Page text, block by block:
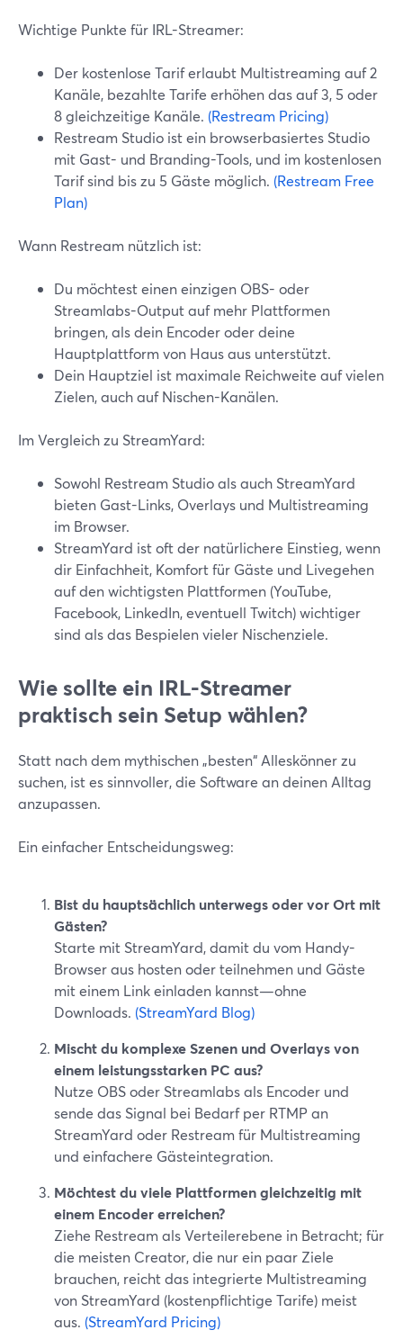
Wichtige Punkte für IRL-Streamer:
Der kostenlose Tarif erlaubt Multistreaming auf 2
Kanäle, bezahlte Tarife erhöhen das auf 3, 5 oder
8 gleichzeitige Kanäle. (Restream Pricing)
Restream Studio ist ein browserbasiertes Studio
mit Gast- und Branding-Tools, und im kostenlosen
Tarif sind bis zu 5 Gäste möglich. (Restream Free
Plan)
Wann Restream nützlich ist:
Du möchtest einen einzigen OBS- oder
Streamlabs-Output auf mehr Plattformen
bringen, als dein Encoder oder deine
Hauptplattform von Haus aus unterstützt.
Dein Hauptziel ist maximale Reichweite auf vielen
Zielen, auch auf Nischen-Kanälen.
Im Vergleich zu StreamYard:
Sowohl Restream Studio als auch StreamYard
bieten Gast-Links, Overlays und Multistreaming
im Browser.
StreamYard ist oft der natürlichere Einstieg, wenn
dir Einfachheit, Komfort für Gäste und Livegehen
auf den wichtigsten Plattformen (YouTube,
Facebook, LinkedIn, eventuell Twitch) wichtiger
sind als das Bespielen vieler Nischenziele.
Wie sollte ein IRL-Streamer
praktisch sein Setup wählen?
Statt nach dem mythischen „besten“ Alleskönner zu
suchen, ist es sinnvoller, die Software an deinen Alltag
anzupassen.
Ein einfacher Entscheidungsweg:
Bist du hauptsächlich unterwegs oder vor Ort mit
Gästen?
Starte mit StreamYard, damit du vom Handy-
Browser aus hosten oder teilnehmen und Gäste
mit einem Link einladen kannst—ohne
Downloads. (StreamYard Blog)
Mischt du komplexe Szenen und Overlays von
einem leistungsstarken PC aus?
Nutze OBS oder Streamlabs als Encoder und
sende das Signal bei Bedarf per RTMP an
StreamYard oder Restream für Multistreaming
und einfachere Gästeintegration.
Möchtest du viele Plattformen gleichzeitig mit
einem Encoder erreichen?
Ziehe Restream als Verteilerebene in Betracht; für
die meisten Creator, die nur ein paar Ziele
brauchen, reicht das integrierte Multistreaming
von StreamYard (kostenpflichtige Tarife) meist
aus. (StreamYard Pricing)